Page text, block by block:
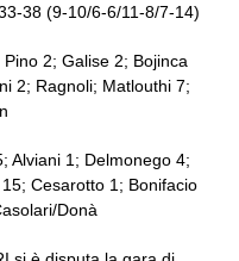
38 (9-10/6-6/11-8/7-14)
2; Galise 2; Bojinca
2; Ragnoli; Matlouthi 7;
Alviani 1; Delmonego 4;
Cesarotto 1; Bonifacio
Donà